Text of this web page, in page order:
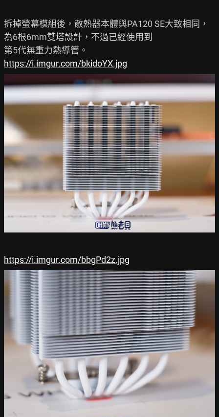
拆掉螢幕模組後，散熱器本體與PA120 SE大致相同，
為6根6mm雙塔設計，不過已經使用到
https://i.imgur.com/bkidoYX.jpg
https://i.imgur.com/bbgPd2z.jpg